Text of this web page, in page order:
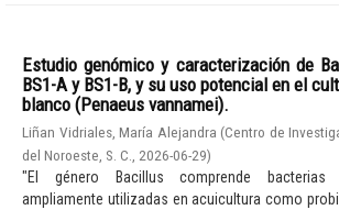
Estudio genómico y caracterización de
BS1-A y BS1-B, y su uso potencial en el
blanco (Penaeus vannamei).
Liñan Vidriales, María Alejandra (Centro de
del Noroeste, S. C.
2026-06-29)
"El género Bacillus comprende bacterias
ampliamente utilizadas en acuicultura como